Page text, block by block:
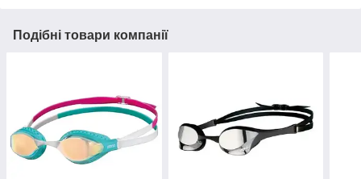
Подібні товари компанії